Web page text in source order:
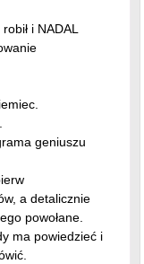
i NADAL
geniuszu
a detalicznie
powołane.
ma powiedzieć i